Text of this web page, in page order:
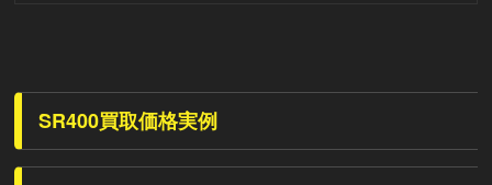
SR400買取価格実例